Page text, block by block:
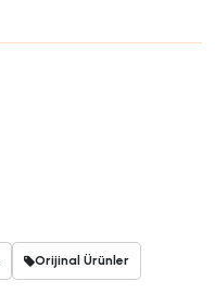
Orijinal Ürünler